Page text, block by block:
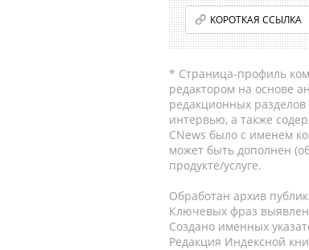
КОРОТКАЯ ССЫЛКА
* Страница-профиль
редактором на основе
редакционных разделов
интервью, а также
CNews было с именем
может быть дополнен
продукте/услуге.
Обработан архив
Ключевых фраз
Создано именных
Редакция Индексной